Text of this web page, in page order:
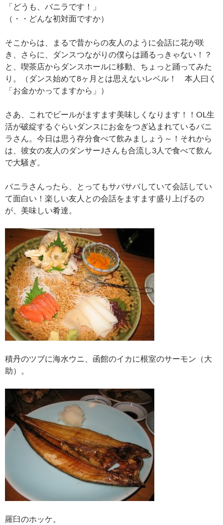
「どうも、バニラです！」
（・・どんな初対面ですか）
そこからは、まるで昔からの友人のように会話に花が咲
き、さらに、ダンスつながりの僕らは踊るっきゃない！？
と、喫茶店からダンスホールに移動、ちょっと踊ってみた
り。（ダンス始めて8ヶ月とは思えないレベル！ 本人曰く
「お金かかってますから」）
さあ、これでビールがますます美味しくなります！！OL生
活が破綻するぐらいダンスにお金をつぎ込まれているバニ
ラさん。今日は思う存分食べて飲みましょう～！それから
は、彼女の友人のダンサーJさんも合流し3人で食べて飲ん
で大騒ぎ。
バニラさんったら、とってもサバサバしていて会話してい
て面白い！楽しい友人との会話をますます盛り上げるの
が、美味しい肴達。
積丹のツブに海水ウニ、函館のイカに根室のサーモン（大
助）。
羅臼のホッケ。